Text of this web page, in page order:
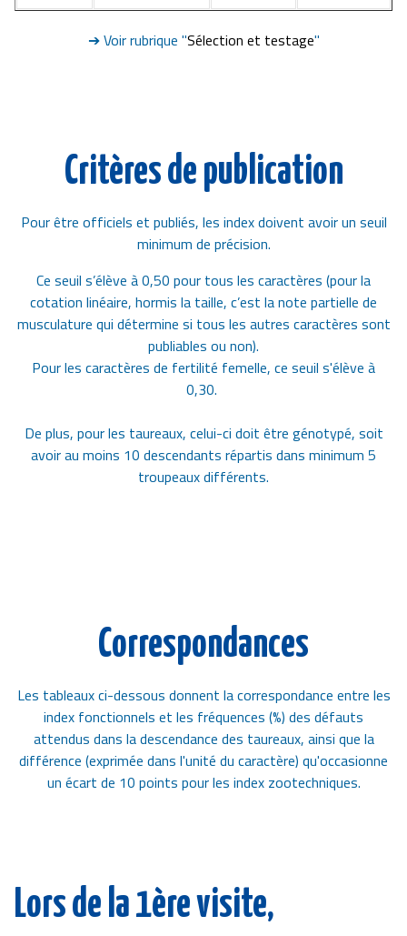
➔ Voir rubrique "Sélection et testage"
Critères de publication
Pour être officiels et publiés, les index doivent avoir un seuil
minimum de précision.
Ce seuil s’élève à 0,50 pour tous les caractères (pour la
cotation linéaire, hormis la taille, c’est la note partielle de
musculature qui détermine si tous les autres caractères sont
publiables ou non).
Pour les caractères de fertilité femelle, ce seuil s'élève à
0,30.
De plus, pour les taureaux, celui-ci doit être génotypé, soit
avoir au moins 10 descendants répartis dans minimum 5
troupeaux différents.
Correspondances
Les tableaux ci-dessous donnent la correspondance entre les
index fonctionnels et les fréquences (%) des défauts
attendus dans la descendance des taureaux, ainsi que la
différence (exprimée dans l'unité du caractère) qu'occasionne
un écart de 10 points pour les index zootechniques.
Lors de la 1ère visite,